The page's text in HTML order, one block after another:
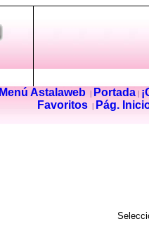
Menú Astalaweb| Portada|
Favoritos
Pág.